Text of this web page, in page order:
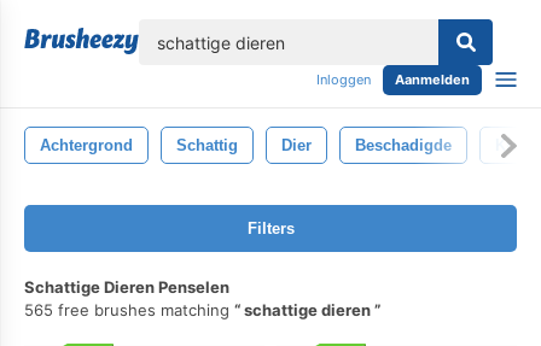
Inloggen Aanmelden
Achtergrond Schattig Dier Beschadigde
Filters
Schattige Dieren Penselen
565 free brushes matching
schattige dieren